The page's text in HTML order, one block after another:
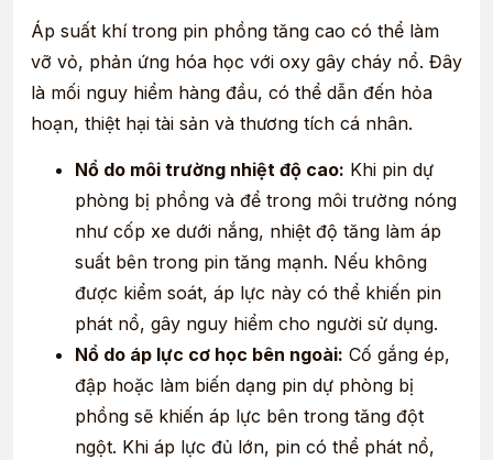
Áp suất khí trong pin phồng tăng cao có thể làm
vỡ vỏ, phản ứng hóa học với oxy gây cháy nổ. Đây
là mối nguy hiểm hàng đầu, có thể dẫn đến hỏa
hoạn, thiệt hại tài sản và thương tích cá nhân.
Nổ do môi trường nhiệt độ cao: Khi pin dự
phòng bị phồng và để trong môi trường nóng
như cốp xe dưới nắng, nhiệt độ tăng làm áp
suất bên trong pin tăng mạnh. Nếu không
được kiểm soát, áp lực này có thể khiến pin
phát nổ, gây nguy hiểm cho người sử dụng.
Nổ do áp lực cơ học bên ngoài: Cố gắng ép,
đập hoặc làm biến dạng pin dự phòng bị
phồng sẽ khiến áp lực bên trong tăng đột
ngột. Khi áp lực đủ lớn, pin có thể phát nổ,